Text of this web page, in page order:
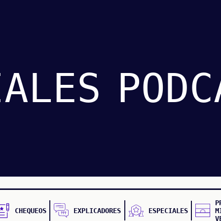
CHEQUEOS EXPLICADORES ESPECIALES